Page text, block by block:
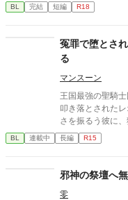
BL 完結 短編 R18
冤罪で堕とさ
る
マンスーン
王国最強の聖騎
叩き落とされた
さを振るう彼に
BL 連載中 長編 R15
邪神の祭壇へ
零